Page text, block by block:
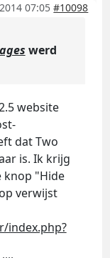
07:05 #10098
werd
website
dat Two
is. Ik krijg
knop "Hide
verwijst
index.php?